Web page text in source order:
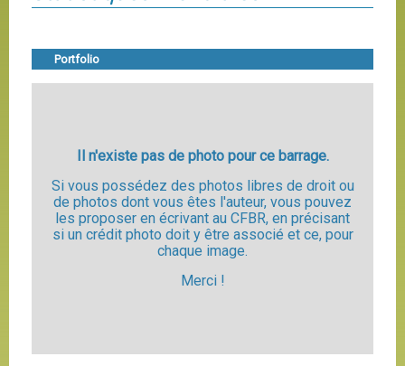
Portfolio
Il n'existe pas de photo pour ce barrage.
Si vous possédez des photos libres de droit ou
de photos dont vous êtes l'auteur, vous pouvez
les proposer en écrivant au CFBR, en précisant
si un crédit photo doit y être associé et ce, pour
chaque image.
Merci !